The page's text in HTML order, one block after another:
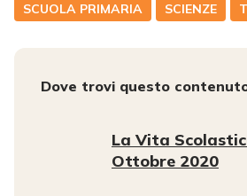
SCUOLA PRIMARIA SCIENZE
Dove trovi questo
La Vita
Ottobre 2020